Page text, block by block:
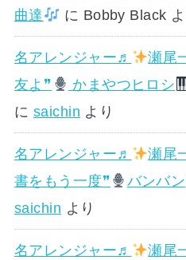
曲達
に Bobby Black
名アレンジャー♬ 瀬尾
友よ❞
かまやつヒロシ
に saichin より
名アレンジャー♬ 瀬尾
書をもう一度❞
バンバン
saichin より
名アレンジャー♬ 瀬尾